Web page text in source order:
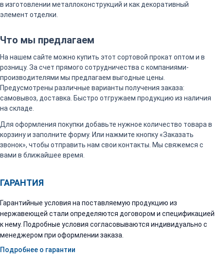
в изготовлении металлоконструкций и как декоративный
элемент отделки.
Что мы предлагаем
На нашем сайте можно купить этот сортовой прокат оптом и в
розницу. За счет прямого сотрудничества с компаниями-
производителями мы предлагаем выгодные цены.
Предусмотрены различные варианты получения заказа:
самовывоз, доставка. Быстро отгружаем продукцию из наличия
на складе.
Для оформления покупки добавьте нужное количество товара в
корзину и заполните форму. Или нажмите кнопку «Заказать
звонок», чтобы отправить нам свои контакты. Мы свяжемся с
вами в ближайшее время.
ГАРАНТИЯ
Гарантийные условия на поставляемую продукцию из
нержавеющей стали определяются договором и спецификацией
к нему. Подробные условия согласовываются индивидуально с
менеджером при оформлении заказа.
Подробнее о гарантии